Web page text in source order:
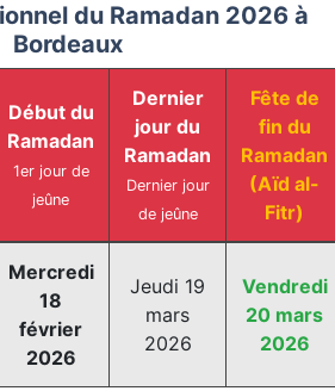
du Ramadan 2026 à
Bordeaux
Début du
Ramadan
1er jour de
jeûne
Dernier
jour du
Ramadan
Dernier jour
de jeûne
Fête de
fin du
Ramadan
(Aïd al-
Fitr)
Mercredi
18
février
2026
Jeudi 19
mars
2026
Vendredi
20 mars
2026